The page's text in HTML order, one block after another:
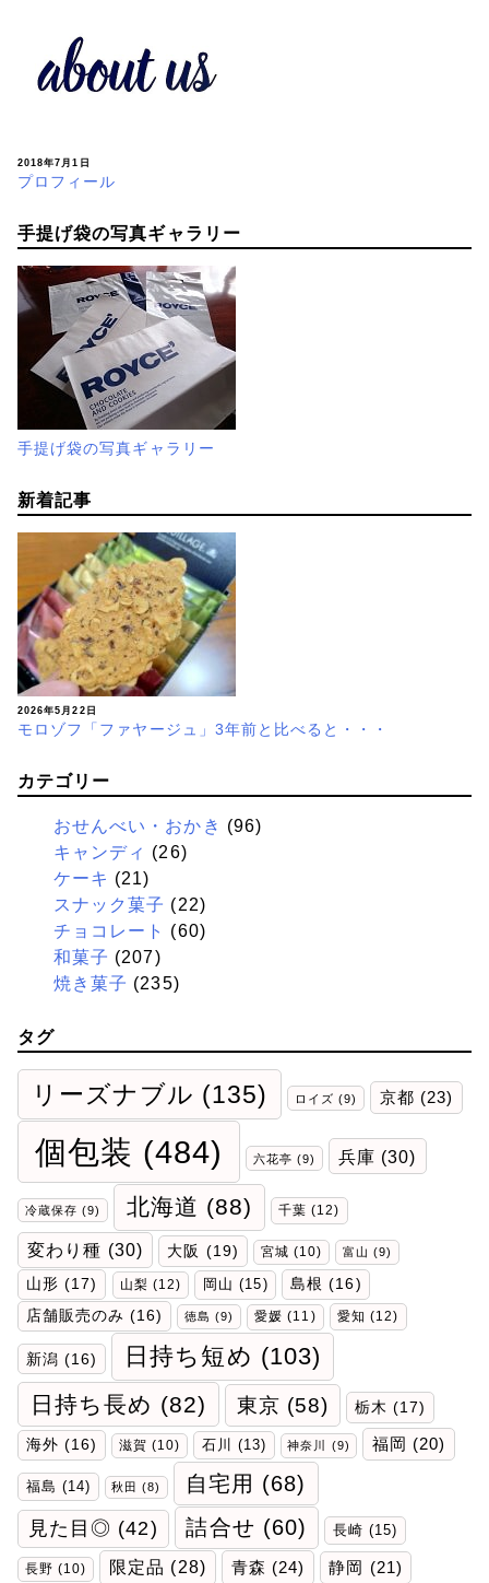
2018年7月1日
プロフィール
手提げ袋の写真ギャラリー
手提げ袋の写真ギャラリー
新着記事
2026年5月22日
モロゾフ「ファヤージュ」3年前と比べると・・・
カテゴリー
おせんべい・おかき (96)
キャンディ (26)
ケーキ (21)
スナック菓子 (22)
チョコレート
(60)
和菓子 (207)
焼き菓子 (235)
タグ
リーズナブル (135) ロイズ (9) 京都 (23)
個包装 (484) 六花亭 (9) 兵庫 (30)
冷蔵保存 (9) 北海道 (88) 千葉 (12)
変わり種 (30) 大阪 (19) 宮城 (10) 富山 (9)
山形 (17) 山梨 (12) 岡山 (15) 島根 (16)
店舗販売のみ (16) 徳島 (9) 愛媛 (11) 愛知 (12)
新潟 (16) 日持ち短め (103)
日持ち長め (82) 東京 (58) 栃木 (17)
海外 (16) 滋賀 (10) 石川 (13) 神奈川 (9) 福岡 (20)
福島 (14) 秋田 (8) 自宅用 (68)
見た目◎ (42) 詰合せ (60) 長崎 (15)
長野 (10) 限定品 (28) 青森 (24) 静岡 (21)